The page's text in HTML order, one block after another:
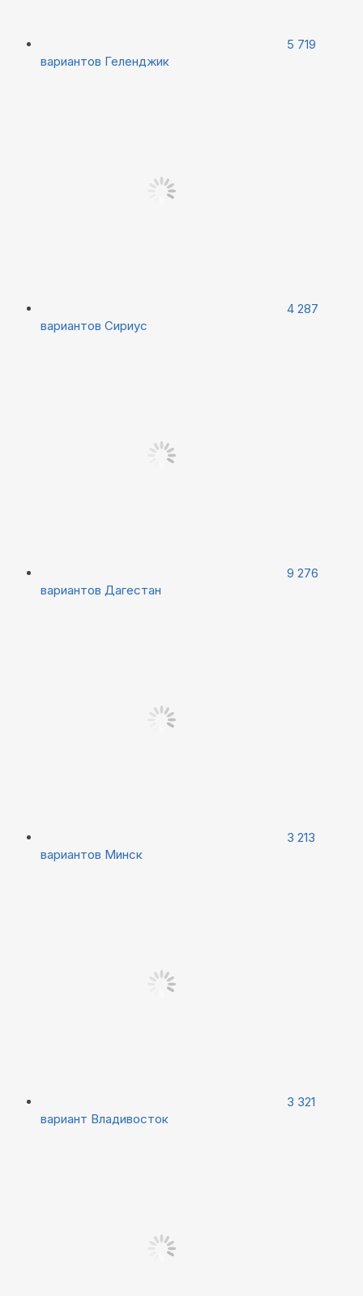
5 719
вариантов Геленджик
4 287
вариантов Сириус
9 276
вариантов Дагестан
3 213
вариантов Минск
3 321
вариант Владивосток